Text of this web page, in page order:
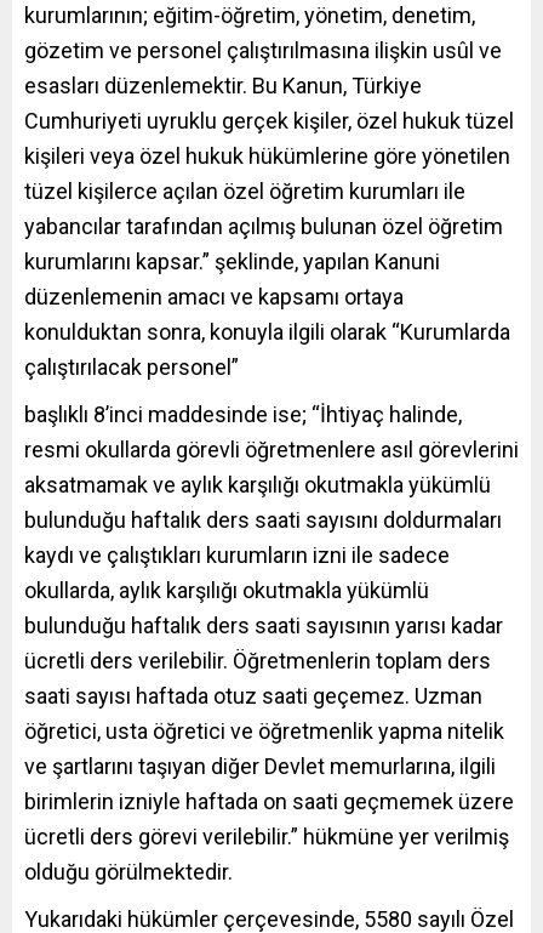
kurumlarının; eğitim-öğretim, yönetim, denetim,
gözetim ve personel çalıştırılmasına ilişkin usûl ve
esasları düzenlemektir. Bu Kanun, Türkiye
Cumhuriyeti uyruklu gerçek kişiler, özel hukuk tüzel
kişileri veya özel hukuk hükümlerine göre yönetilen
tüzel kişilerce açılan özel öğretim kurumları ile
yabancılar tarafından açılmış bulunan özel öğretim
kurumlarını kapsar.” şeklinde, yapılan Kanuni
düzenlemenin amacı ve kapsamı ortaya
konulduktan sonra, konuyla ilgili olarak “Kurumlarda
çalıştırılacak personel”
başlıklı 8’inci maddesinde ise; “İhtiyaç halinde,
resmi okullarda görevli öğretmenlere asıl görevlerini
aksatmamak ve aylık karşılığı okutmakla yükümlü
bulunduğu haftalık ders saati sayısını doldurmaları
kaydı ve çalıştıkları kurumların izni ile sadece
okullarda, aylık karşılığı okutmakla yükümlü
bulunduğu haftalık ders saati sayısının yarısı kadar
ücretli ders verilebilir. Öğretmenlerin toplam ders
saati sayısı haftada otuz saati geçemez. Uzman
öğretici, usta öğretici ve öğretmenlik yapma nitelik
ve şartlarını taşıyan diğer Devlet memurlarına, ilgili
birimlerin izniyle haftada on saati geçmemek üzere
ücretli ders görevi verilebilir.” hükmüne yer verilmiş
olduğu görülmektedir.
Yukarıdaki hükümler çerçevesinde, 5580 sayılı Özel